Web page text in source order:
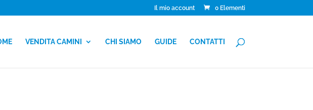
Il mio account 0 Elementi
VENDITA CAMINI CHI SIAMO GUIDE CONTATTI